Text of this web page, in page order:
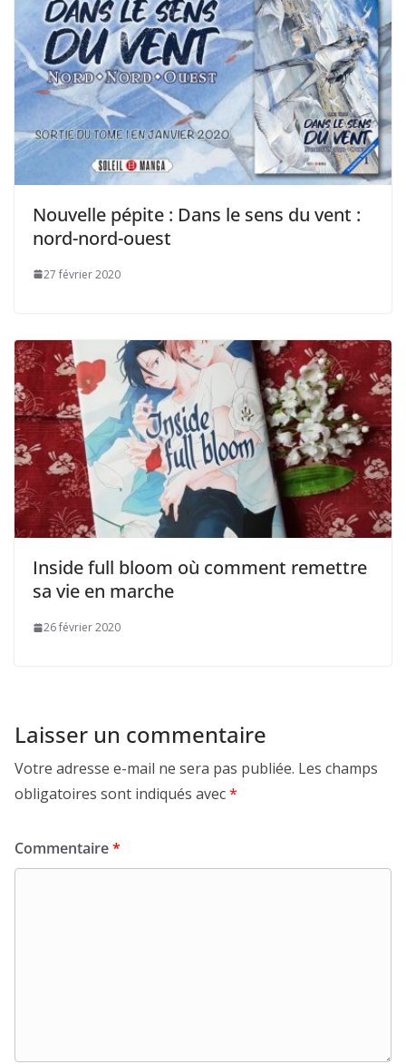
Nouvelle pépite : Dans le sens du vent :
nord-nord-ouest
27 février 2020
Inside full bloom où comment remettre
sa vie en marche
26 février 2020
Laisser un commentaire
Votre adresse e-mail ne sera pas publiée. Les champs
obligatoires sont indiqués avec*
Commentaire*